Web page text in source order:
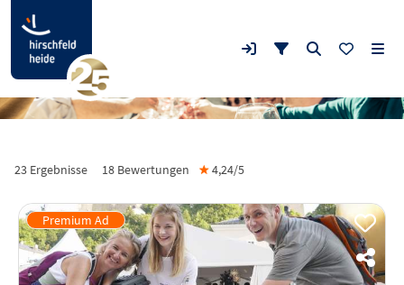
23 Ergebnisse 18 Bewertungen ★4,24/5